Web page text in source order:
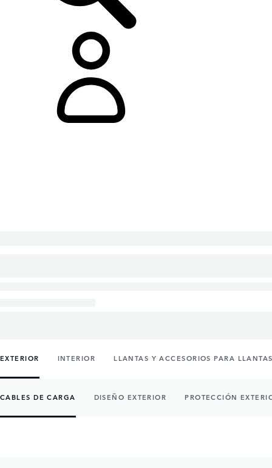
EXTERIOR INTERIOR LLANTAS Y ACCESORIOS PARA
CABLES DE CARGA DISEÑO EXTERIOR PROTECCIÓN